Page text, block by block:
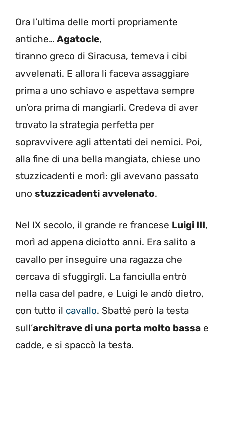
Ora l’ultima delle morti propriamente
antiche… Agatocle,
tiranno greco di Siracusa, temeva i cibi
avvelenati. E allora li faceva assaggiare
prima a uno schiavo e aspettava sempre
un’ora prima di mangiarli. Credeva di aver
trovato la strategia perfetta per
sopravvivere agli attentati dei nemici. Poi,
alla fine di una bella mangiata, chiese uno
stuzzicadenti e morì: gli avevano passato
uno stuzzicadenti avvelenato.
Nel IX secolo, il grande re francese Luigi III,
morì ad appena diciotto anni. Era salito a
cavallo per inseguire una ragazza che
cercava di sfuggirgli. La fanciulla entrò
nella casa del padre, e Luigi le andò dietro,
con tutto il cavallo. Sbatté però la testa
sull’architrave di una porta molto bassa e
cadde, e si spaccò la testa.